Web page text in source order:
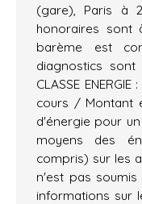
(gare), Paris à
honoraires sont
barème est
diagnostics sont
CLASSE
cours / Montant
d'énergie pour
moyens des
compris) sur les
n'est pas
informations sur